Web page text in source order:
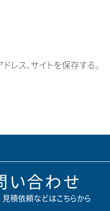
ス、サイトを保存する。
い合わせ
積依頼などはこちらから